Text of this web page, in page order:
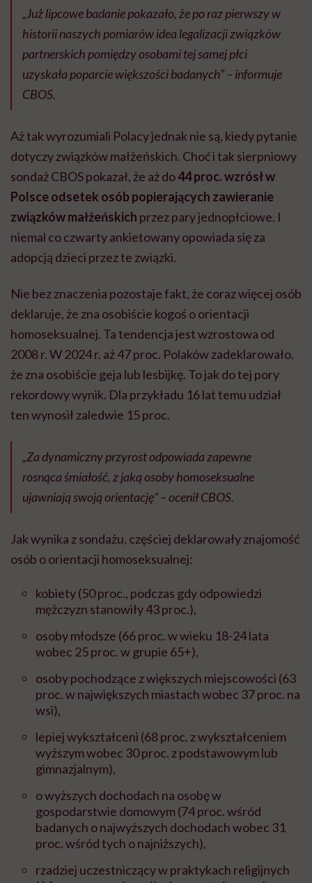
„Już lipcowe badanie pokazało, że po raz pierwszy w
historii naszych pomiarów idea legalizacji związków
partnerskich pomiędzy osobami tej samej płci
uzyskała poparcie większości badanych” – informuje
CBOS.
Aż tak wyrozumiali Polacy jednak nie są, kiedy pytanie
dotyczy związków małżeńskich. Choć i tak sierpniowy
sondaż CBOS pokazał, że aż do44 proc. wzrósł w
Polsce odsetek osób popierających zawieranie
związków małżeńskich przez pary jednopłciowe. I
niemal co czwarty ankietowany opowiada się za
adopcją dzieci przez te związki.
Nie bez znaczenia pozostaje fakt, że coraz więcej osób
deklaruje, że zna osobiście kogoś o orientacji
homoseksualnej. Ta tendencja jest wzrostowa od
2008 r. W 2024 r. aż 47 proc. Polaków zadeklarowało,
że zna osobiście geja lub lesbijkę. To jak do tej pory
rekordowy wynik. Dla przykładu 16 lat temu udział
ten wynosił zaledwie 15 proc.
„Za dynamiczny przyrost odpowiada zapewne
rosnąca śmiałość, z jaką osoby homoseksualne
ujawniają swoją orientację” – ocenił CBOS.
Jak wynika z sondażu, częściej deklarowały znajomość
osób o orientacji homoseksualnej:
kobiety (50 proc., podczas gdy odpowiedzi
mężczyzn stanowiły 43 proc.),
osoby młodsze (66 proc. w wieku 18-24 lata
wobec 25 proc. w grupie 65+),
osoby pochodzące z większych miejscowości (63
proc. w największych miastach wobec 37 proc. na
wsi),
lepiej wykształceni (68 proc. z wykształceniem
wyższym wobec 30 proc. z podstawowym lub
gimnazjalnym),
o wyższych dochodach na osobę w
gospodarstwie domowym(74 proc. wśród
badanych o najwyższych dochodach wobec 31
proc. wśród tych o najniższych),
rzadziej uczestniczący w praktykach religijnych